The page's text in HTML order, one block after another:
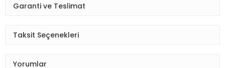
Garanti ve Teslimat
Taksit Seçenekleri
Yorumlar